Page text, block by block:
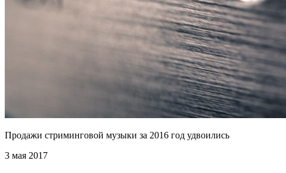
Продажи стриминговой музыки за 2016 год удвоились
3 мая 2017